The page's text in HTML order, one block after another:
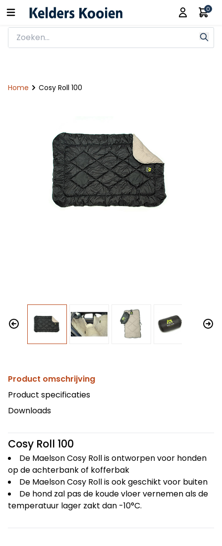
0
Home Cosy Roll 100
Product omschrijving
Product specificaties
Downloads
Cosy Roll 100
De Maelson Cosy Roll is ontworpen voor honden
op de achterbank of kofferbak
De Maelson Cosy Roll is ook geschikt voor buiten
De hond zal pas de koude vloer vernemen als de
temperatuur lager zakt dan -10°C.